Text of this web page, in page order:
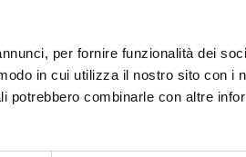
per fornire funzionalità dei
in cui utilizza il nostro sito con i
potrebbero combinarle con altre